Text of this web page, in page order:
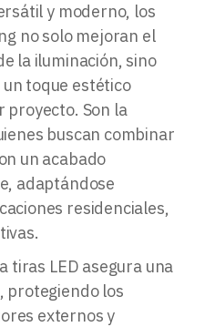
y moderno, los
no solo mejoran el
la iluminación, sino
toque estético
proyecto. Son la
buscan combinar
un acabado
adaptándose
residenciales,
tiras LED asegura una
protegiendo los
externos y